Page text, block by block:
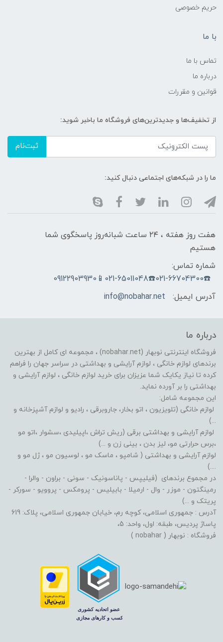
حریم خصوصی
با ما
تماس با ما
درباره ما
قوانین و مقررات
از تخفیف‌ها و جدیدترین‌های فروشگاه ما باخبر شوید:
ثبت‌نام
ما را در شبکه‌های اجتماعی دنبال کنید:
هفت روز هفته ، ۲۴ ساعت شبانه‌روز پاسخگوی شما
هستیم
شماره تماس:
☎️021-66704300☎️021-65011048📱09122903930
آدرس ایمیل:
info@nobahar.net
درباره ما
فروشگاه اینترنتی نوبهار (nobahar.net) ، مجموعه ای کامل از بهترین
برندهای لوازم خانگی ، لوازم آرایشی و بهداشتی در سراسر جهان را فراهم
کرده تا نیاز یکایک شما عزیزان برای خرید لوازم خانگی ، لوازم آرایشی و
بهداشتی را بر آورده نماید.
این مجموعه شامل:
لوازم خانگی (تلویزیون ، اتو بخار، جاروبرقی ، رادیو و لوازم آشپزخانه و
...)
لوازم آرایشی و بهداشتی برقی (ریش تراش ،اپیلیدی ،سشوار ،اتو مو
،برس حرارتی مو، لیز بدن ، بینی زن و ...)
لوازم آرایشی و بهداشتی ( شامپو ، ماسک مو ، لوسیون مو ، ژل مو و
....)
در مجموع برندهای (فیلیپس - پاناسونیک - سونی - براون - والرا -
رمینگتون - موزر - وال - ارمیلا - بابیلیس - پرومکس - پروویو - سورکر -
پریتک و ...)
آدرس : جمهوری اسلامی، کوچه رم، خیابان جمهوری اسلامی، پلاک: 619
پاساژ پردیس، طبقه: اول، واحد: 5،
فروشگاه : نوبهار ( nobahar )